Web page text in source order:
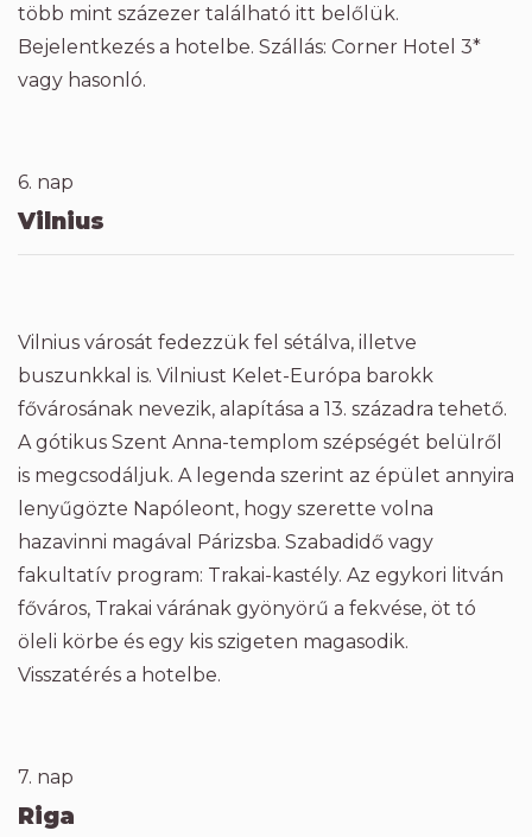
több mint százezer található itt belőlük.
Bejelentkezés a hotelbe. Szállás: Corner Hotel 3*
vagy hasonló.
6. nap
Vilnius
Vilnius városát fedezzük fel sétálva, illetve
buszunkkal is. Vilniust Kelet-Európa barokk
fővárosának nevezik, alapítása a 13. századra tehető.
A gótikus Szent Anna-templom szépségét belülről
is megcsodáljuk. A legenda szerint az épület annyira
lenyűgözte Napóleont, hogy szerette volna
hazavinni magával Párizsba. Szabadidő vagy
fakultatív program: Trakai-kastély. Az egykori litván
főváros, Trakai várának gyönyörű a fekvése, öt tó
öleli körbe és egy kis szigeten magasodik.
Visszatérés a hotelbe.
7. nap
Riga